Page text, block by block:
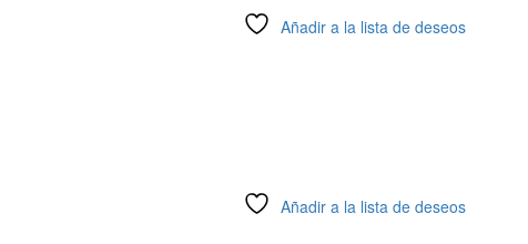
Añadir a la lista de deseos
Añadir a la lista de deseos